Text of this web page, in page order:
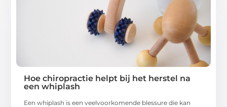
Hoe chiropractie helpt bij het herstel na
een whiplash
Een whiplash is een veelvoorkomende blessure die kan